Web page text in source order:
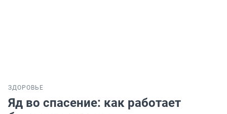
ЗДОРОВЬЕ
Яд во спасение: как работает